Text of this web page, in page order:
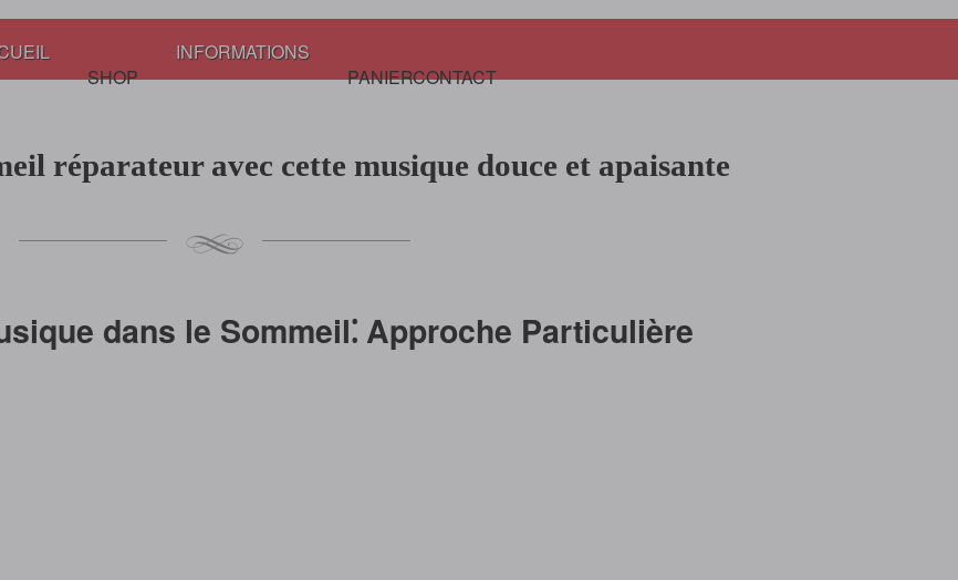
SHOP
INFORMATIONS
PANIERCONTACT
réparateur avec cette musique douce et apaisante
dans le Sommeil⁚ Approche Particulière